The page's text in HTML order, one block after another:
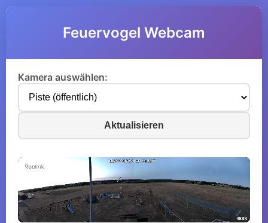
Feuervogel Webcam
Kamera auswählen:
Aktualisieren